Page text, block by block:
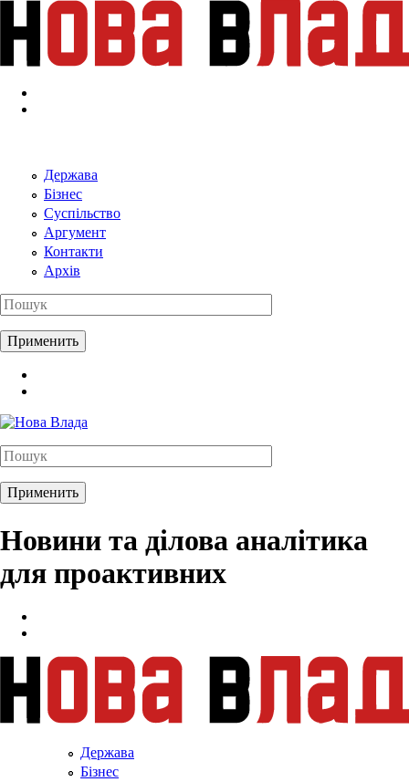
Перейти к основному содержанию
Держава
Бізнес
Суспільство
Аргумент
Контакти
Архів
Новини та ділова аналітика
для проактивних
Держава
Бізнес